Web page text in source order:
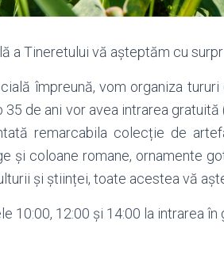
a Tineretului vă așteptăm cu
împreună, vom organiza tururi
de ani vor avea intrarea
remarcabila colecție de
și coloane romane, ornamente
și științei, toate acestea vă
10:00, 12:00 și 14:00 la intrarea în